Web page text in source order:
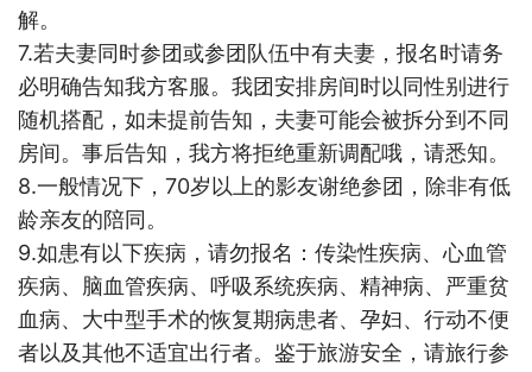
解。
7.若夫妻同时参团或参团队伍中有夫妻，报名时请务
必明确告知我方客服。我团安排房间时以同性别进行
随机搭配，如未提前告知，夫妻可能会被拆分到不同
房间。事后告知，我方将拒绝重新调配哦，请悉知。
8.一般情况下，70岁以上的影友谢绝参团，除非有低
龄亲友的陪同。
9.如患有以下疾病，请勿报名：传染性疾病、心血管
疾病、脑血管疾病、呼吸系统疾病、精神病、严重贫
血病、大中型手术的恢复期病患者、孕妇、行动不便
者以及其他不适宜出行者。鉴于旅游安全，请旅行参